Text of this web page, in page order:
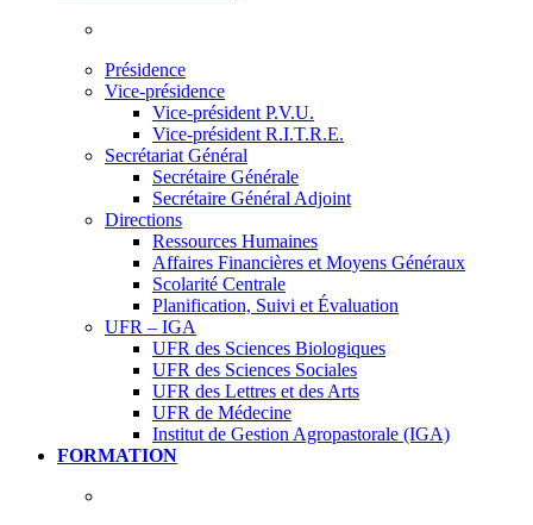
Présidence
Vice-présidence
Vice-président P.V.U.
Vice-président R.I.T.R.E.
Secrétariat Général
Secrétaire Générale
Secrétaire Général Adjoint
Directions
Ressources Humaines
Affaires Financières et Moyens Généraux
Scolarité Centrale
Planification, Suivi et Évaluation
UFR – IGA
UFR des Sciences Biologiques
UFR des Sciences Sociales
UFR des Lettres et des Arts
UFR de Médecine
Institut de Gestion Agropastorale (IGA)
FORMATION